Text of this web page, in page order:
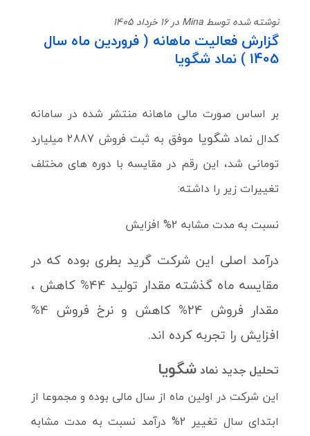
نوشته شده توسط Mina در 16 خرداد 1405
گزارش فعالیت ماهانه ( فروردین ماه سال
1405 ) نماد شگویا
بر اساس صورت مالی ماهانه منتشر شده در سامانه
کدال نمادشگویا
موفق به ثبت فروش 2887 میلیارد
تومانی شد، این رقم در مقایسه با دوره های مختلف
تغییرات زیر را داشته:
نسبت به مدت مشابه 2% افزایش
درآمد اصلی این شرکت گرید بطری بوده که در
مقایسه ماه گذشته مقدار تولید 44% کاهش ،
مقدار فروش 24% کاهش و نرخ فروش 4%
افزایش را تجربه کرده اند.
تحلیل جدید نماد شگویا
این شرکت در اولین ماه از سال مالی بوده و مجموعا از
ابتدای سال تغییر 2% درآمد نسبت به مدت مشابه